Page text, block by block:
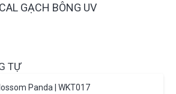
GẠCH BÔNG UV
TỰ
Panda | WKT017